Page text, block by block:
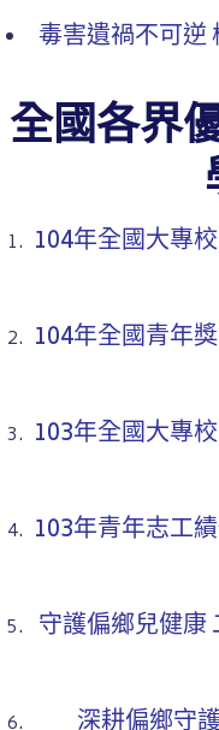
毒害遺禍不可逆
全國各界
104年全國大專
104年全國青年獎
103年全國大專
103年青年志工
守護偏鄉兒健康